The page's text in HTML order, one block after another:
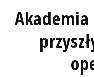
Akademia